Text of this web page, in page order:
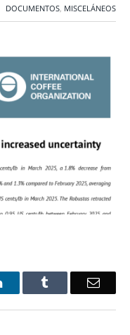
DOCUMENTOS, MISCELÁNEOS
LinkedIn Email